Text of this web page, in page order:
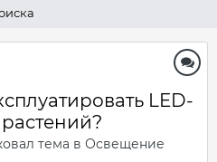
LED-
тема в Освещение